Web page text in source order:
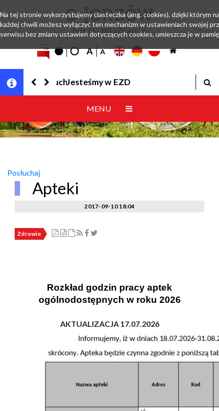
PORTAL MIESZKAŃCA
Jesteśmy w EZD
MENU
Posłuchaj
Apteki
2017-09-10 18:04
Zdrowie
Rozkład godzin pracy aptek
ogólnodostępnych w roku 2026
AKTUALIZACJA 17.07.2026
Na tej stronie wykorzystujemy ciasteczka (ang. cookies), dzięki którym
każdej chwili możesz wyłączyć ten mechanizm w ustawieniach swojej
serwisu bez zmiany ustawień dotyczących cookies, umieszcza je w